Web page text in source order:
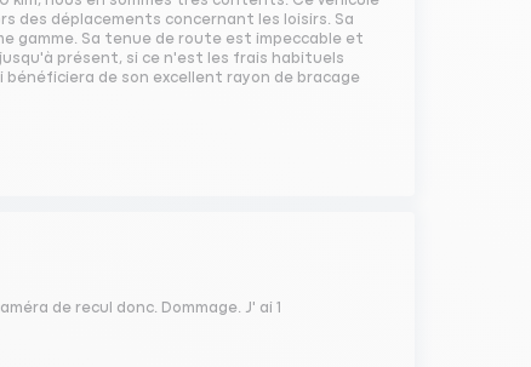
des déplacements concernant les loisirs. Sa
gamme. Sa tenue de route est impeccable et
présent, si ce n'est les frais habituels
bénéficiera de son excellent rayon de bracage
de recul donc. Dommage. J' ai 1